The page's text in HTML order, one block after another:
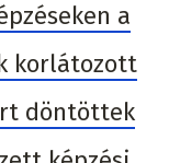
a
korlátozott
döntöttek